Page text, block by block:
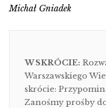
Michał Gniadek
W SKRÓCIE:
Warszawskiego
skrócie:
Zanośmy prośby